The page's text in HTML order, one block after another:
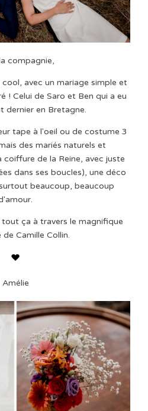
compagnie,
cool, avec un mariage simple et
! Celui de Saro et Ben qui a eu
dernier en Bretagne.
tape à l'oeil ou de costume 3
des mariés naturels et
coiffure de la Reine, avec juste
dans ses boucles), une déco
beaucoup, beaucoup
tout ça à travers le magnifique
Camille Collin.
Amélie